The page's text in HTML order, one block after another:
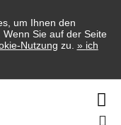
um Ihnen den
Sie auf der Seite
Nutzung zu. » ich